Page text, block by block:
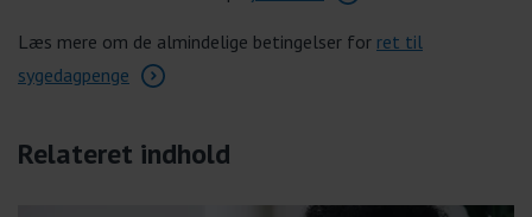
Læs mere om de almindelige betingelser for ret til
sygedagpenge
Relateret indhold